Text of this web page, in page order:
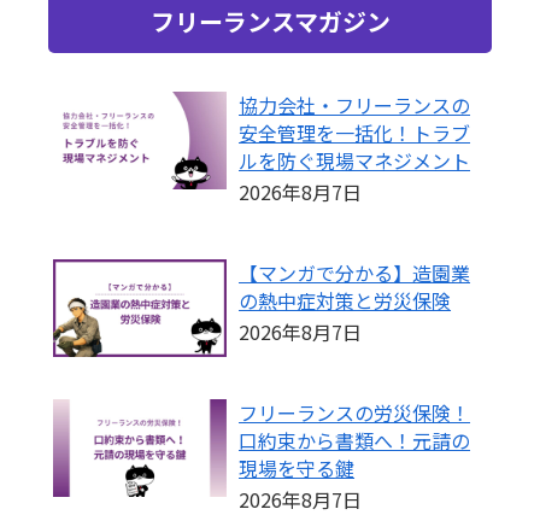
フリーランスマガジン
協力会社・フリーランスの
安全管理を一括化！トラブ
ルを防ぐ現場マネジメント
2026年8月7日
【マンガで分かる】造園業
の熱中症対策と労災保険
2026年8月7日
フリーランスの労災保険！
口約束から書類へ！元請の
現場を守る鍵
2026年8月7日